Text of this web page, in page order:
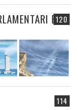
120
E
114